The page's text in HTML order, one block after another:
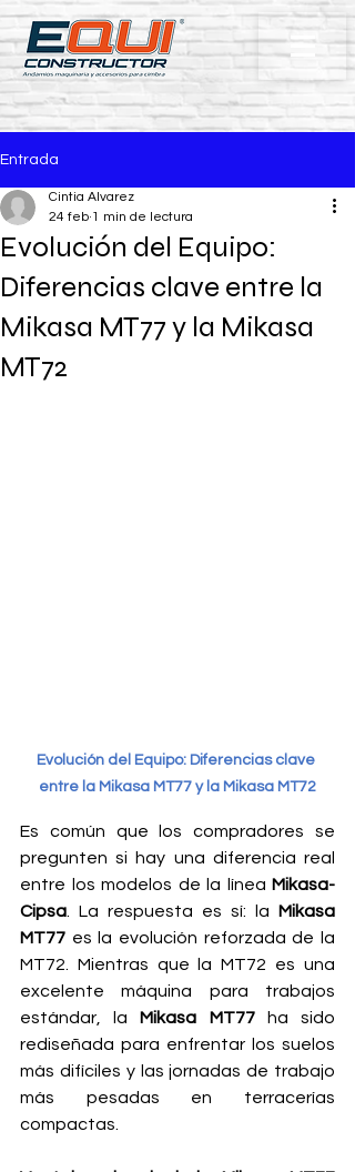
Entrada
Evolución del Equipo:
Diferencias clave entre la
Mikasa MT77 y la Mikasa
MT72
Cintia Alvarez
24 feb 1 min de lectura
Evolución del Equipo: Diferencias clave
entre la Mikasa MT77 y la Mikasa MT72
Es común que los compradores se
pregunten si hay una diferencia real
entre los modelos de la línea Mikasa-
Cipsa . La respuesta es sí: la Mikasa
MT77 es la evolución reforzada de la
MT72. Mientras que la MT72 es una
excelente máquina para trabajos
estándar, la Mikasa MT77 ha sido
rediseñada para enfrentar los suelos
más difíciles y las jornadas de trabajo
más pesadas en terracerías
compactas.